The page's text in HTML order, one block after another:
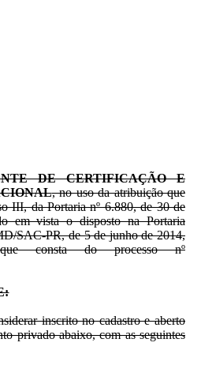
DE CERTIFICAÇÃO E
, no uso da atribuição que
III, da Portaria nº 6.880, de 30 de
em vista o disposto na Portaria
SAC-PR, de 5 de junho de 2014,
consta do processo nº
inscrito no cadastro e aberto
privado abaixo, com as seguintes